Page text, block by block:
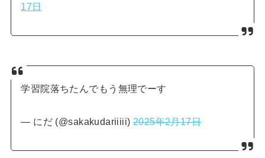
17日
学習院落ちたんでもう無理でーす
— にだ (@sakakudariiiii)2025年2月17日